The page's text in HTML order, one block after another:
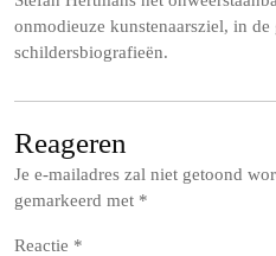
onmodieuze kunstenaarsziel, in
schildersbiografieën.
Reageren
Je e-mailadres zal niet getoond
gemarkeerd met *
Reactie *